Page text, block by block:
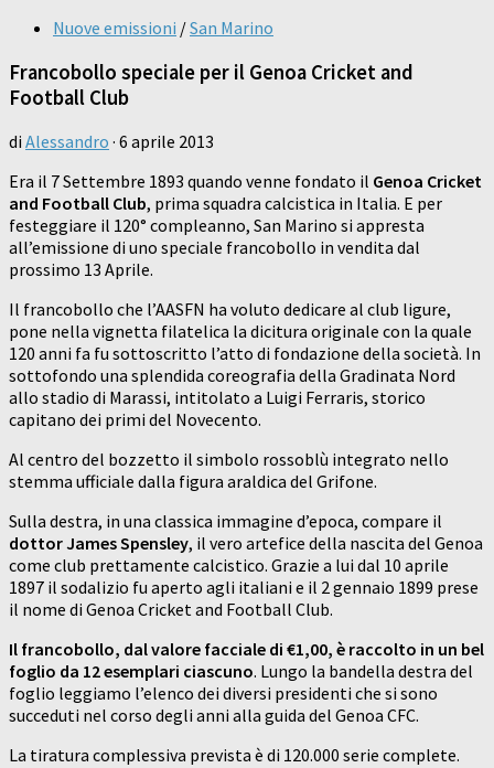
Nuove emissioni /San Marino
Francobollo speciale per il Genoa Cricket and
Football Club
di Alessandro · 6 aprile 2013
Era il 7 Settembre 1893 quando venne fondato il Genoa Cricket
and Football Club, prima squadra calcistica in Italia. E per
festeggiare il 120° compleanno, San Marino si appresta
all’emissione di uno speciale francobollo in vendita dal
prossimo 13 Aprile.
Il francobollo che l’AASFN ha voluto dedicare al club ligure,
pone nella vignetta filatelica la dicitura originale con la quale
120 anni fa fu sottoscritto l’atto di fondazione della società. In
sottofondo una splendida coreografia della Gradinata Nord
allo stadio di Marassi, intitolato a Luigi Ferraris, storico
capitano dei primi del Novecento.
Al centro del bozzetto il simbolo rossoblù integrato nello
stemma ufficiale dalla figura araldica del Grifone.
Sulla destra, in una classica immagine d’epoca, compare il
dottor James Spensley, il vero artefice della nascita del Genoa
come club prettamente calcistico. Grazie a lui dal 10 aprile
1897 il sodalizio fu aperto agli italiani e il 2 gennaio 1899 prese
il nome di Genoa Cricket and Football Club.
Il francobollo, dal valore facciale di €1,00, è raccolto in un bel
foglio da 12 esemplari ciascuno. Lungo la bandella destra del
foglio leggiamo l’elenco dei diversi presidenti che si sono
succeduti nel corso degli anni alla guida del Genoa CFC.
La tiratura complessiva prevista è di 120.000 serie complete.